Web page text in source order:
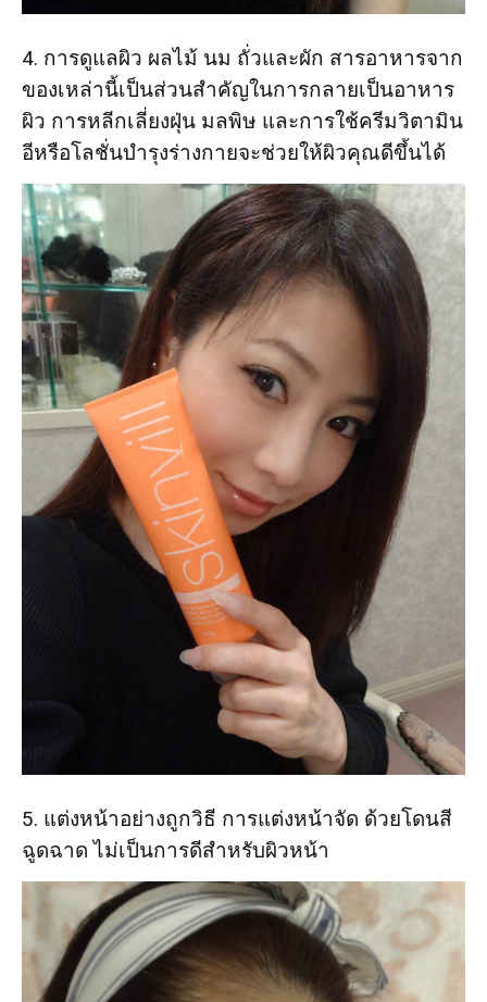
4. การดูแลผิว ผลไม้ นม ถั่วและผัก สารอาหารจาก
ของเหล่านี้เป็นส่วนสำคัญในการกลายเป็นอาหาร
ผิว การหลีกเลี่ยงฝุ่น มลพิษ และการใช้ครีมวิตามิน
อีหรือโลชั่นบำรุงร่างกายจะช่วยให้ผิวคุณดีขึ้นได้
5. แต่งหน้าอย่างถูกวิธี การแต่งหน้าจัด ด้วยโดนสี
ฉูดฉาด ไม่เป็นการดีสำหรับผิวหน้า